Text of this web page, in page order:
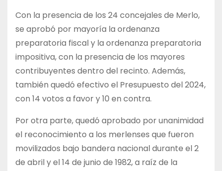
Con la presencia de los 24 concejales de Merlo,
se aprobó por mayoría la ordenanza
preparatoria fiscal y la ordenanza preparatoria
impositiva, con la presencia de los mayores
contribuyentes dentro del recinto. Además,
también quedó efectivo el Presupuesto del 2024,
con 14 votos a favor y 10 en contra.
Por otra parte, quedó aprobado por unanimidad
el reconocimiento a los merlenses que fueron
movilizados bajo bandera nacional durante el 2
de abril y el 14 de junio de 1982, a raíz de la